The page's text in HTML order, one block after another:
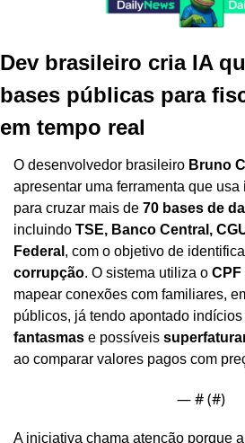
Dev brasileiro cria IA
bases públicas para
em tempo real
O desenvolvedor brasileiro Bruno
apresentar uma ferramenta que usa
para cruzar mais de 70 bases de
incluindo TSE, Banco Central,
Federal , com o objetivo de
corrupção. O sistema utiliza o
mapear conexões com familiares,
públicos, já tendo apontado indícios
fantasmas e possíveis
ao comparar valores pagos com
— # (#)
A iniciativa chama atenção porque